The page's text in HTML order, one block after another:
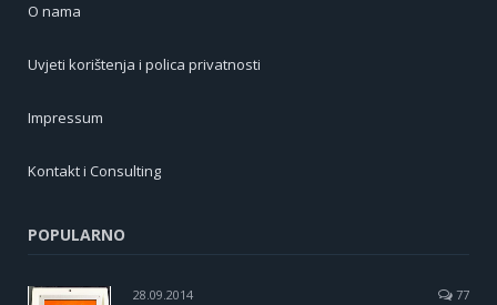
O nama
Uvjeti korištenja i polica privatnosti
Impressum
Kontakt i Consulting
POPULARNO
28.09.2014 77